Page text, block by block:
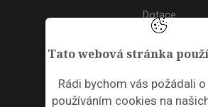
Tato webová stránka
Rádi bychom vás požádali
používáním cookies na
Dotace
Akce
ODPADNÍ PLASTY